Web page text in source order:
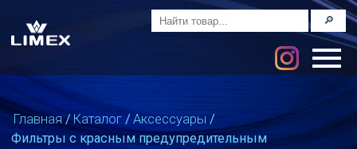
🔎
Главная /Каталог / Аксессуары /
Фильтры с красным предупредительным